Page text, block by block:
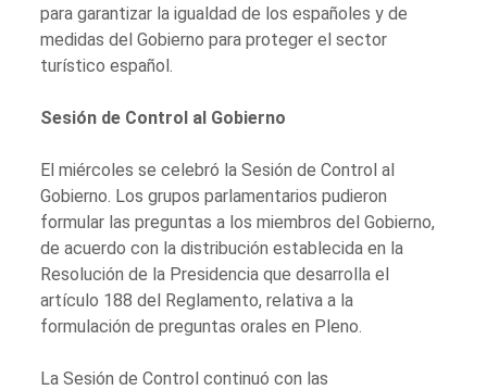
para garantizar la igualdad de los españoles y de
medidas del Gobierno para proteger el sector
turístico español.
Sesión de Control al Gobierno
El miércoles se celebró la Sesión de Control al
Gobierno. Los grupos parlamentarios pudieron
formular las preguntas a los miembros del Gobierno,
de acuerdo con la distribución establecida en la
Resolución de la Presidencia que desarrolla el
artículo 188 del Reglamento, relativa a la
formulación de preguntas orales en Pleno.
La Sesión de Control continuó con las